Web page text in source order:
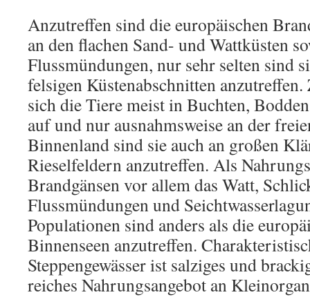
Anzutreffen sind die europäischen
an den flachen Sand- und Wattküsten
Flussmündungen, nur sehr selten sind
felsigen Küstenabschnitten
sich die Tiere meist in Buchten,
auf und nur ausnahmsweise an der
Binnenland sind sie auch an großen
Rieselfeldern anzutreffen. Als
Brandgänsen vor allem das Watt,
Flussmündungen und
Populationen sind anders als die
Binnenseen anzutreffen.
Steppengewässer ist salziges und
reiches Nahrungsangebot an